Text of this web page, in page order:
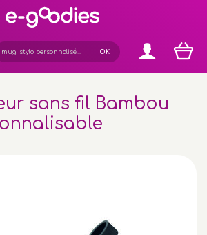
sans fil Bambou